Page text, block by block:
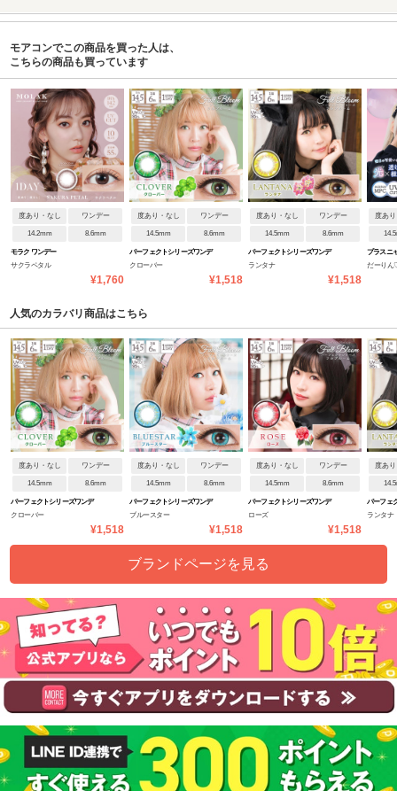
モアコンでこの商品を買った人は、
こちらの商品も買っています
度あり・なし ワンデー
14.2mm 8.6mm
モラク ワンデー
サクラペタル
¥1,760
度あり・なし ワンデー
14.5mm 8.6mm
パーフェクトシリーズワンデ
クローバー
¥1,518
度あり・なし ワンデー
14.5mm 8.6mm
パーフェクトシリーズワンデ
ランタナ
¥1,518
度あ
プラスニ
だーりん
人気のカラバリ商品はこちら
度あり・なし ワンデー
14.5mm 8.6mm
パーフェクトシリーズワンデ
クローバー
¥1,518
度あり・なし ワンデー
14.5mm 8.6mm
パーフェクトシリーズワンデ
ブルースター
¥1,518
度あり・なし ワンデー
14.5mm 8.6mm
パーフェクトシリーズワンデ
ローズ
¥1,518
度あ
パーフェ
ランタナ
ブランドページを見る